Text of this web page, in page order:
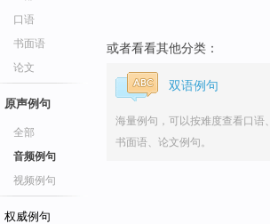
口语
书面语
论文
原声例句
全部
音频例句
视频例句
权威例句
或者看看其他分类：
双语例句
海量例句，可以按难度查看口语、
书面语、论文例句。